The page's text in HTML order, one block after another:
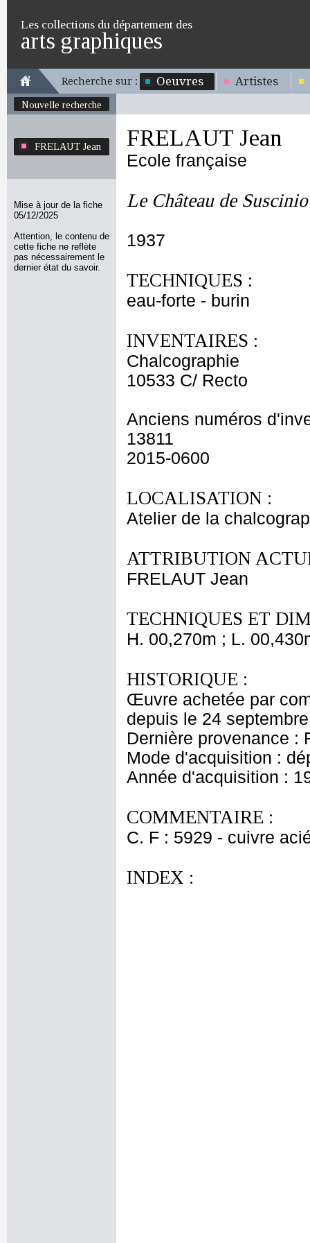
Les collections du département des
arts graphiques
Recherche sur : Oeuvres Artistes
Nouvelle recherche
FRELAUT Jean
Mise à jour de la fiche
05/12/2025
Attention, le contenu de
cette fiche ne reflète
pas nécessairement le
dernier état du savoir.
FRELAUT Jean
Ecole française
Le Château de Suscinio
1937
TECHNIQUES :
eau-forte - burin
INVENTAIRES :
Chalcographie
10533 C/ Recto
Anciens numéros
13811
2015-0600
LOCALISATION :
Atelier de la
ATTRIBUTION
FRELAUT Jean
TECHNIQUES ET
H. 00,270m ; L.
HISTORIQUE :
Œuvre achetée par
depuis le 24
Dernière provenance :
Mode d'acquisition :
Année d'acquisition :
COMMENTAIRE :
C. F : 5929 - cuivre
INDEX :